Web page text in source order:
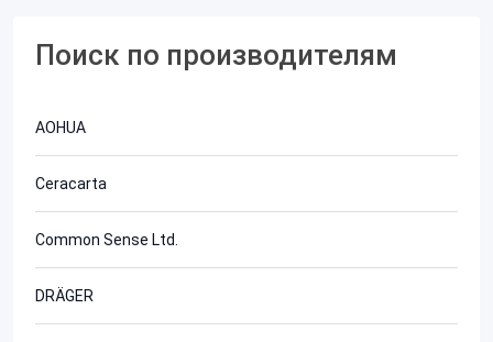
Поиск по производителям
AOHUA
Ceracarta
Common Sense Ltd.
DRÄGER